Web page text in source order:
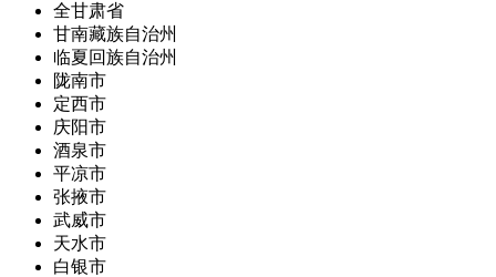
全甘肃省
甘南藏族自治州
临夏回族自治州
陇南市
定西市
庆阳市
酒泉市
平凉市
张掖市
武威市
天水市
白银市